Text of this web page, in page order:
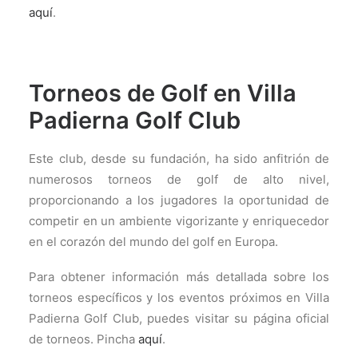
aquí.
Torneos de Golf en Villa
Padierna Golf Club
Este club, desde su fundación, ha sido anfitrión de
numerosos torneos de golf de alto nivel,
proporcionando a los jugadores la oportunidad de
competir en un ambiente vigorizante y enriquecedor
en el corazón del mundo del golf en Europa​​.
Para obtener información más detallada sobre los
torneos específicos y los eventos próximos en Villa
Padierna Golf Club, puedes visitar su página oficial
de torneos. Pincha aquí.